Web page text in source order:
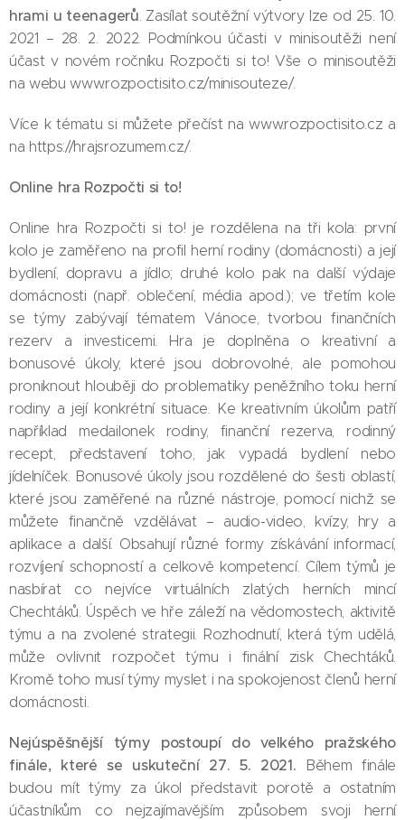
hrami u teenagerů. Zasílat soutěžní výtvory lze od 25. 10.
2021 – 28. 2. 2022. Podmínkou účasti v minisoutěži není
účast v novém ročníku Rozpočti si to! Vše o minisoutěži
na webu www.rozpoctisito.cz/minisouteze/.
Více k tématu si můžete přečíst na www.rozpoctisito.cz a
na https://hrajsrozumem.cz/.
Online hra Rozpočti si to!
Online hra Rozpočti si to! je rozdělena na tři kola: první
kolo je zaměřeno na profil herní rodiny (domácnosti) a její
bydlení, dopravu a jídlo; druhé kolo pak na další výdaje
domácnosti (např. oblečení, média apod.); ve třetím kole
se týmy zabývají tématem Vánoce, tvorbou finančních
rezerv a investicemi. Hra je doplněna o kreativní a
bonusové úkoly, které jsou dobrovolné, ale pomohou
proniknout hlouběji do problematiky peněžního toku herní
rodiny a její konkrétní situace. Ke kreativním úkolům patří
například medailonek rodiny, finanční rezerva, rodinný
recept, představení toho, jak vypadá bydlení nebo
jídelníček. Bonusové úkoly jsou rozdělené do šesti oblastí,
které jsou zaměřené na různé nástroje, pomocí nichž se
můžete finančně vzdělávat – audio-video, kvízy, hry a
aplikace a další. Obsahují různé formy získávání informací,
rozvíjení schopností a celkově kompetencí. Cílem týmů je
nasbírat co nejvíce virtuálních zlatých herních mincí
Chechtáků. Úspěch ve hře záleží na vědomostech, aktivitě
týmu a na zvolené strategii. Rozhodnutí, která tým udělá,
může ovlivnit rozpočet týmu i finální zisk Chechtáků.
Kromě toho musí týmy myslet i na spokojenost členů herní
domácnosti.
Nejúspěšnější týmy postoupí do velkého pražského
finále, které se uskuteční 27. 5. 2021.
Během finále
budou mít týmy za úkol představit porotě a ostatním
účastníkům co nejzajímavějším způsobem svoji herní